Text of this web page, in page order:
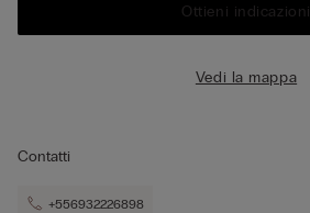
Ottieni indicazioni
Vedi la mappa
Contatti
+556932226898